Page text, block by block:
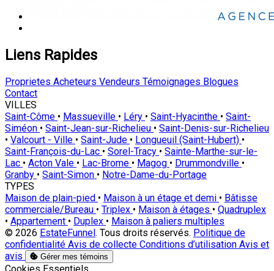
Liens Rapides
Proprietes Acheteurs Vendeurs Témoignages Blogues
Contact
VILLES
Saint-Côme • Massueville • Léry • Saint-Hyacinthe • Saint-
Siméon • Saint-Jean-sur-Richelieu • Saint-Denis-sur-Richelieu
• Valcourt - Ville • Saint-Jude • Longueuil (Saint-Hubert) •
Saint-François-du-Lac • Sorel-Tracy • Sainte-Marthe-sur-le-
Lac • Acton Vale • Lac-Brome • Magog • Drummondville •
Granby • Saint-Simon • Notre-Dame-du-Portage
TYPES
Maison de plain-pied • Maison à un étage et demi • Bâtisse
commerciale/Bureau • Triplex • Maison à étages • Quadruplex
• Appartement • Duplex • Maison à paliers multiples
© 2026 EstateFunnel. Tous droits réservés. Politique de
confidentialité Avis de collecte Conditions d’utilisation Avis et
avis
Gérer mes témoins
Activer